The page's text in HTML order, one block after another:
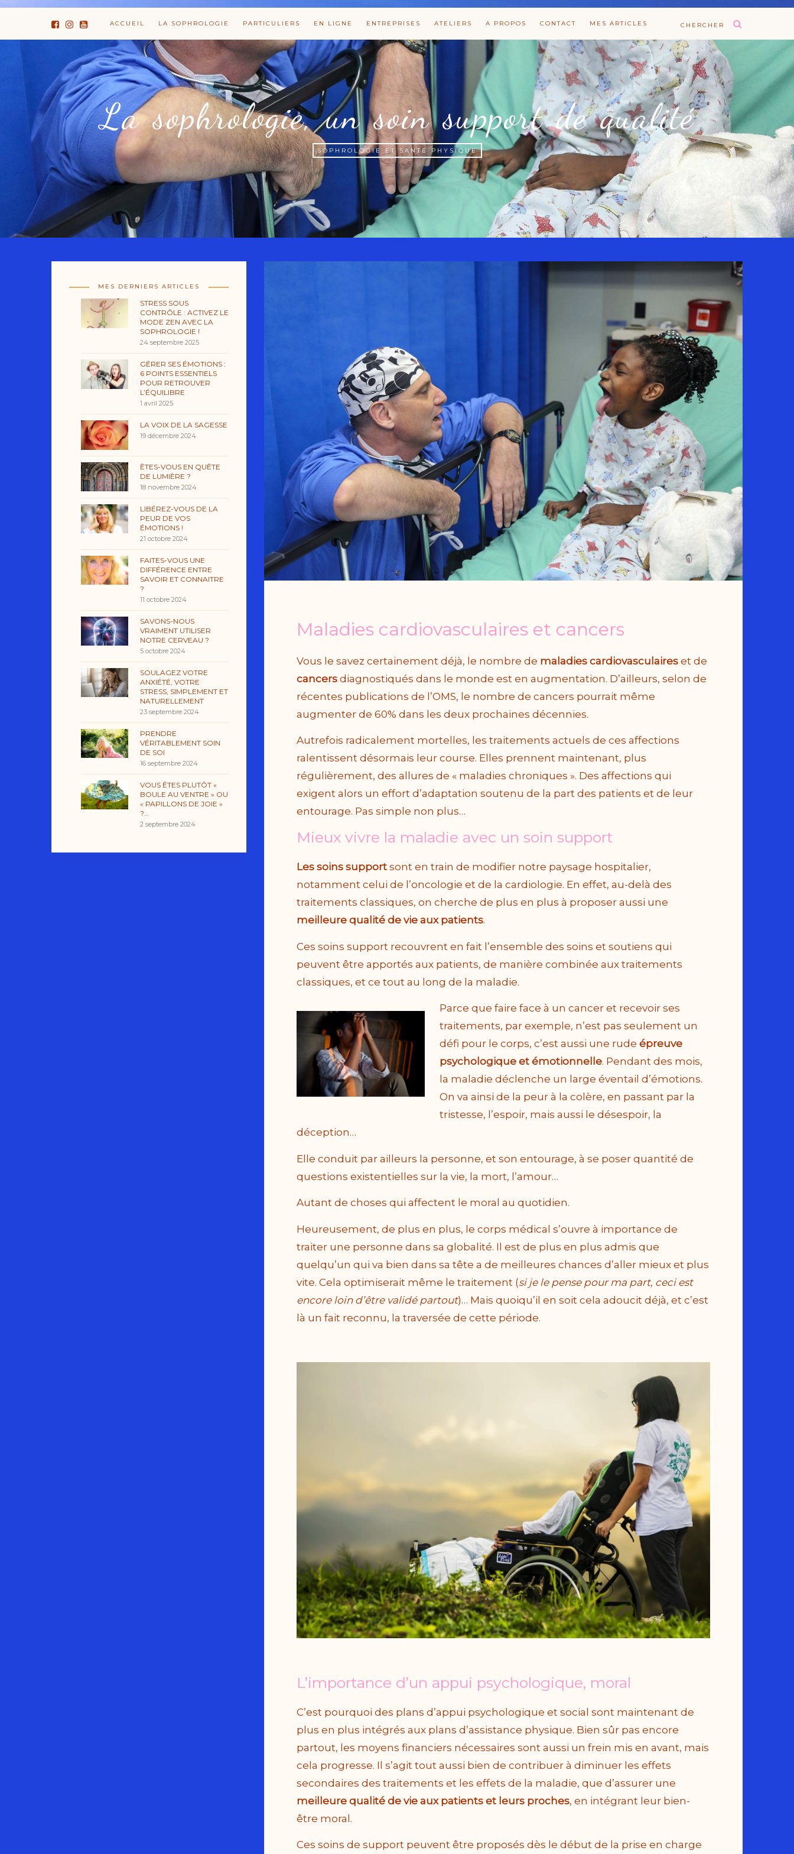
CHERCHER
ACCUEIL LA SOPHROLOGIE PARTICULIERS EN LIGNE ENTREPRISES ATELIERS A PROPOS CONTACT MES ARTICLES
La sophrologie, un soin support de qualité
SOPHROLOGIE ET SANTÉ PHYSIQUE
MES DERNIERS ARTICLES
STRESS SOUS
CONTRÔLE : ACTIVEZ LE
MODE ZEN AVEC LA
SOPHROLOGIE !
24 septembre 2025
GÉRER SES ÉMOTIONS :
6 POINTS ESSENTIELS
POUR RETROUVER
L’ÉQUILIBRE
1 avril 2025
LA VOIX DE LA SAGESSE
19 décembre 2024
ÊTES-VOUS EN QUÊTE
DE LUMIÈRE ?
18 novembre 2024
LIBÉREZ-VOUS DE LA
PEUR DE VOS
ÉMOTIONS !
21 octobre 2024
FAITES-VOUS UNE
DIFFÉRENCE ENTRE
SAVOIR ET CONNAITRE
?
11 octobre 2024
SAVONS-NOUS
VRAIMENT UTILISER
NOTRE CERVEAU ?
5 octobre 2024
SOULAGEZ VOTRE
ANXIÉTÉ, VOTRE
STRESS, SIMPLEMENT ET
NATURELLEMENT
23 septembre 2024
PRENDRE
VÉRITABLEMENT SOIN
DE SOI
16 septembre 2024
VOUS ÊTES PLUTÔT «
BOULE AU VENTRE » OU
« PAPILLONS DE JOIE »
?…
2 septembre 2024
Maladies cardiovasculaires et cancers
Vous le savez certainement déjà, le nombre de maladies cardiovasculaires et de
cancers diagnostiqués dans le monde est en augmentation. D’ailleurs, selon de
récentes publications de l’OMS, le nombre de cancers pourrait même
augmenter de 60% dans les deux prochaines décennies.
Autrefois radicalement mortelles, les traitements actuels de ces affections
ralentissent désormais leur course. Elles prennent maintenant, plus
régulièrement, des allures de « maladies chroniques ». Des affections qui
exigent alors un effort d’adaptation soutenu de la part des patients et de leur
entourage. Pas simple non plus…
Mieux vivre la maladie avec un soin support
Les soins support sont en train de modifier notre paysage hospitalier,
notamment celui de l’oncologie et de la cardiologie. En effet, au-delà des
traitements classiques, on cherche de plus en plus à proposer aussi une
meilleure qualité de vie aux patients.
Ces soins support recouvrent en fait l’ensemble des soins et soutiens qui
peuvent être apportés aux patients, de manière combinée aux traitements
classiques, et ce tout au long de la maladie.
Parce que faire face à un cancer et recevoir ses
traitements, par exemple, n’est pas seulement un
défi pour le corps, c’est aussi une rude épreuve
psychologique et émotionnelle. Pendant des mois,
la maladie déclenche un large éventail d’émotions.
On va ainsi de la peur à la colère, en passant par la
tristesse, l’espoir, mais aussi le désespoir, la
déception…
Elle conduit par ailleurs la personne, et son entourage, à se poser quantité de
questions existentielles sur la vie, la mort, l’amour…
Autant de choses qui affectent le moral au quotidien.
Heureusement, de plus en plus, le corps médical s’ouvre à importance de
traiter une personne dans sa globalité. Il est de plus en plus admis que
quelqu’un qui va bien dans sa tête a de meilleures chances d’aller mieux et plus
vite. Cela optimiserait même le traitement (si je le pense pour ma part, ceci est
encore loin d’être validé partout)… Mais quoiqu’il en soit cela adoucit déjà, et c’est
là un fait reconnu, la traversée de cette période.
L’importance d’un appui psychologique, moral
C’est pourquoi des plans d’appui psychologique et social sont maintenant de
plus en plus intégrés aux plans d’assistance physique. Bien sûr pas encore
partout, les moyens financiers nécessaires sont aussi un frein mis en avant, mais
cela progresse. Il s’agit tout aussi bien de contribuer à diminuer les effets
secondaires des traitements et les effets de la maladie, que d’assurer une
meilleure qualité de vie aux patients et leurs proches, en intégrant leur bien-
être moral.
Ces soins de support peuvent être proposés dès le début de la prise en charge